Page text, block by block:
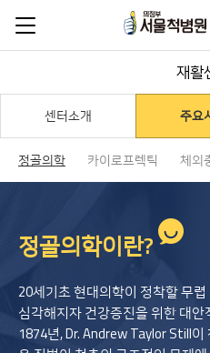
재활
센터소개 주요
정골의학 카이로프렉틱 체외
정골의학이란?
20세기초 현대의학이 정착할 무
심각해지자 건강증진을 위한 대
1874년, Dr. Andrew Taylor Still